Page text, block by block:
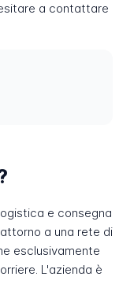
a contattare
e consegna
a una rete di
esclusivamente
L'azienda è